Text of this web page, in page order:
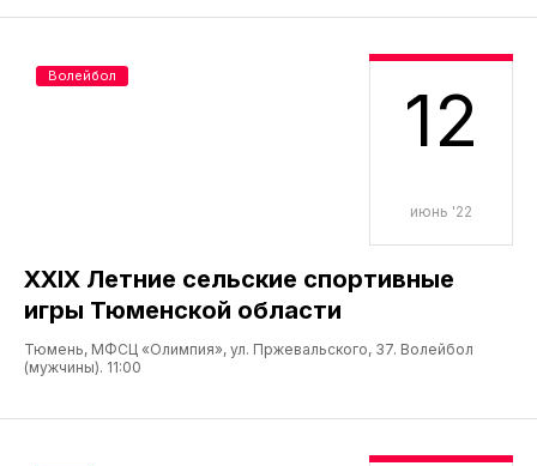
12
июнь '22
XXIX Летние сельские спортивные
игры Тюменской области
Тюмень, МФСЦ «Олимпия», ул. Пржевальского, 37. Волейбол
(мужчины). 11:00
Волейбол